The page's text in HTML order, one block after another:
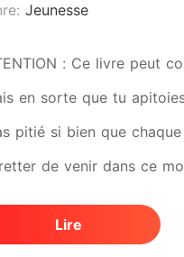
Jeunesse
: Ce livre peut
en sorte que tu
pitié si bien que
de venir dans ce
Elle s'est
d'y être admise -
Lire